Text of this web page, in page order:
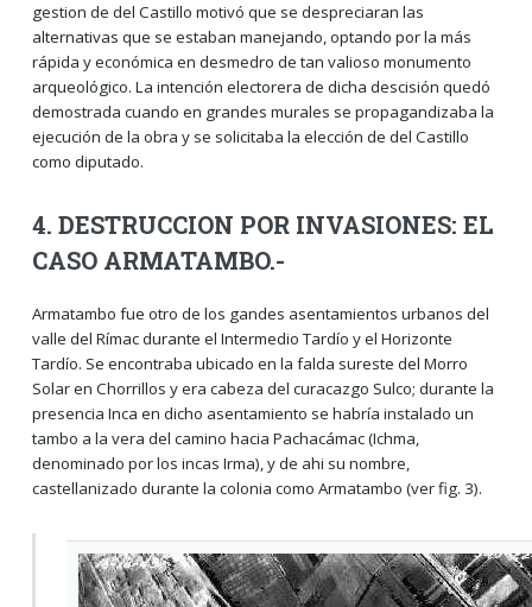
gestion de del Castillo motivó que se despreciaran las
alternativas que se estaban manejando, optando por la más
rápida y económica en desmedro de tan valioso monumento
arqueológico. La intención electorera de dicha descisión quedó
demostrada cuando en grandes murales se propagandizaba la
ejecución de la obra y se solicitaba la elección de del Castillo
como diputado.
4. DESTRUCCION POR INVASIONES: EL
CASO ARMATAMBO.-
Armatambo fue otro de los gandes asentamientos urbanos del
valle del Rímac durante el Intermedio Tardío y el Horizonte
Tardío. Se encontraba ubicado en la falda sureste del Morro
Solar en Chorrillos y era cabeza del curacazgo Sulco; durante la
presencia Inca en dicho asentamiento se habría instalado un
tambo a la vera del camino hacia Pachacámac (Ichma,
denominado por los incas Irma), y de ahi su nombre,
castellanizado durante la colonia como Armatambo (ver fig. 3).